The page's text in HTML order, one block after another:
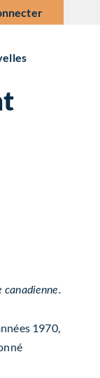
canadienne.
1970,